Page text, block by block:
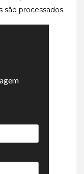
são processados.